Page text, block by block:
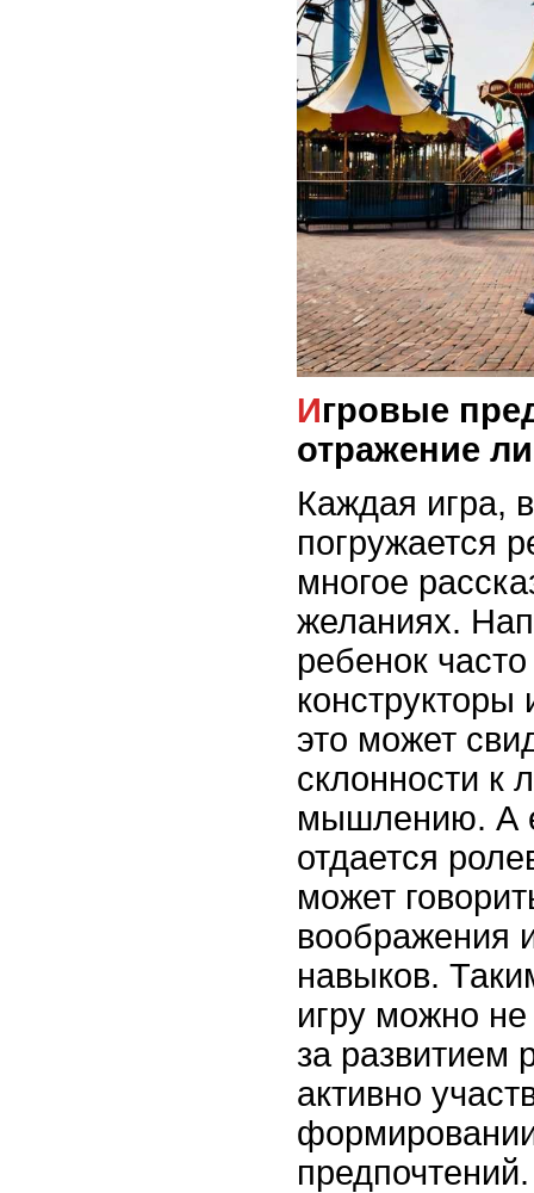
Игровые предпочтения как
отражение
Каждая игра,
погружается
многое
желаниях.
ребенок
конструкторы
это может
склонности к
мышлению. А
отдается
может
воображения
навыков.
игру можно
за развитием
активно
предпочтений.